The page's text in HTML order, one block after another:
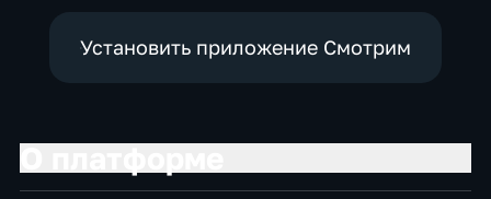
Установить приложение Смотрим